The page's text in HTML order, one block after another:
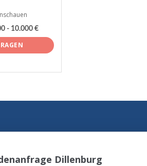
- 10.000 €
Dillenburg